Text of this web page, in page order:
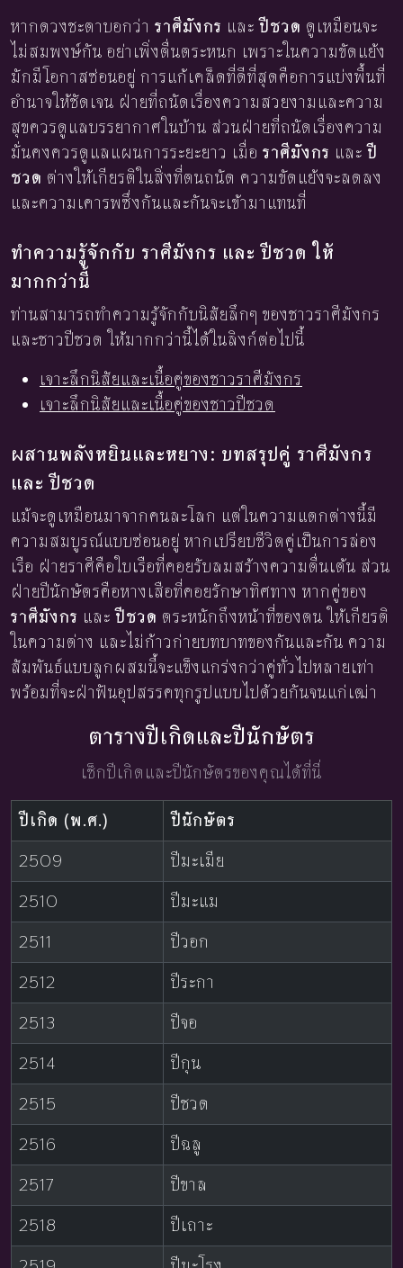
หากดวงชะตาบอกว่า ราศีมังกร และปีชวด ดูเหมือนจะ
ไม่สมพงษ์กัน อย่าเพิ่งตื่นตระหนก เพราะในความขัดแย้ง
มักมีโอกาสซ่อนอยู่ การแก้เคล็ดที่ดีที่สุดคือการแบ่งพื้นที่
อำนาจให้ชัดเจน ฝ่ายที่ถนัดเรื่องความสวยงามและความ
สุขควรดูแลบรรยากาศในบ้าน ส่วนฝ่ายที่ถนัดเรื่องความ
มั่นคงควรดูแลแผนการระยะยาว เมื่อ ราศีมังกร และปี
ชวด ต่างให้เกียรติในสิ่งที่ตนถนัด ความขัดแย้งจะลดลง
และความเคารพซึ่งกันและกันจะเข้ามาแทนที่
ทำความรู้จักกับ ราศีมังกร และ ปีชวด ให้
มากกว่านี้
ท่านสามารถทำความรู้จักกับนิสัยลึกๆ ของชาวราศีมังกร
และชาวปีชวด ให้มากกว่านี้ได้ในลิงก์ต่อไปนี้
เจาะลึกนิสัยและเนื้อคู่ของชาวราศีมังกร
เจาะลึกนิสัยและเนื้อคู่ของชาวปีชวด
ผสานพลังหยินและหยาง: บทสรุปคู่ ราศีมังกร
และ ปีชวด
แม้จะดูเหมือนมาจากคนละโลก แต่ในความแตกต่างนี้มี
ความสมบูรณ์แบบซ่อนอยู่ หากเปรียบชีวิตคู่เป็นการล่อง
เรือ ฝ่ายราศีคือใบเรือที่คอยรับลมสร้างความตื่นเต้น ส่วน
ฝ่ายปีนักษัตรคือหางเสือที่คอยรักษาทิศทาง หากคู่ของ
ราศีมังกร และปีชวด ตระหนักถึงหน้าที่ของตน ให้เกียรติ
ในความต่าง และไม่ก้าวก่ายบทบาทของกันและกัน ความ
สัมพันธ์แบบลูกผสมนี้จะแข็งแกร่งกว่าคู่ทั่วไปหลายเท่า
พร้อมที่จะฝ่าฟันอุปสรรคทุกรูปแบบไปด้วยกันจนแก่เฒ่า
ตารางปีเกิดและปีนักษัตร
เช็กปีเกิดและปีนักษัตรของคุณได้ที่นี่
ปีเกิด (พ.ศ.)
ปีนักษัตร
2509
ปีมะเมีย
2510
ปีมะแม
2511
ปีวอก
2512
ปีระกา
2513
ปีจอ
2514
ปีกุน
2515
ปีชวด
2516
ปีฉลู
2517
ปีขาล
2518
ปีเถาะ